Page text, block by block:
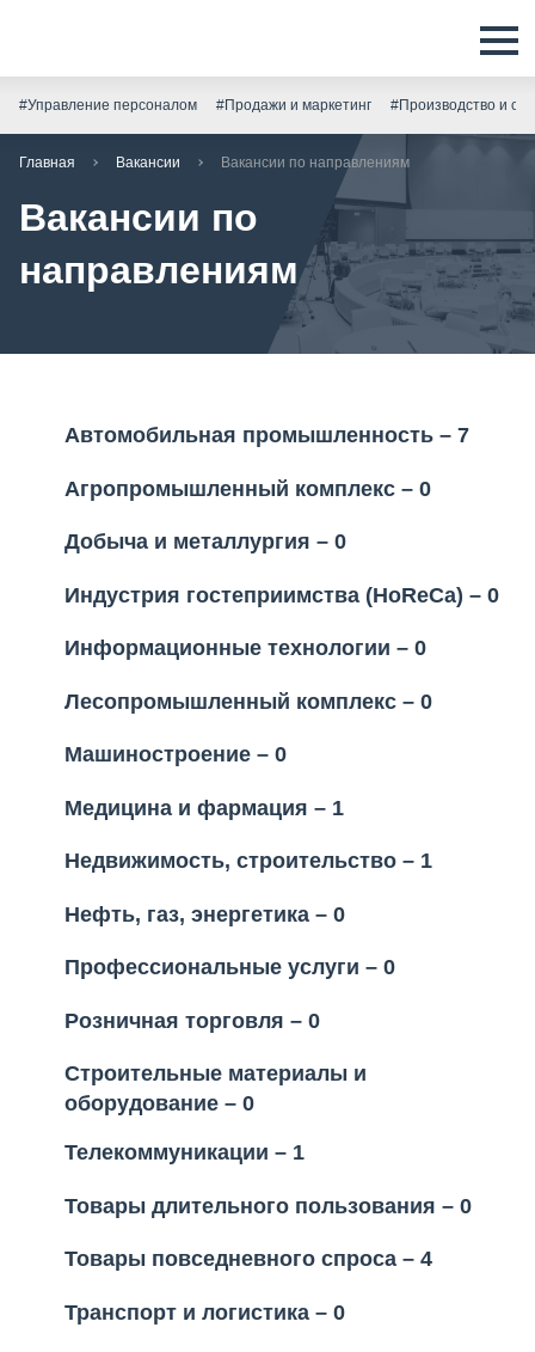
#Управление персоналом #Продажи и маркетинг #Производство и
Главная Вакансии Вакансии по направлениям
Вакансии по
направлениям
Автомобильная промышленность – 7
Агропромышленный комплекс – 0
Добыча и металлургия – 0
Индустрия гостеприимства (HoReCa) – 0
Информационные технологии – 0
Лесопромышленный комплекс – 0
Машиностроение – 0
Медицина и фармация – 1
Недвижимость, строительство – 1
Нефть, газ, энергетика – 0
Профессиональные услуги – 0
Розничная торговля – 0
Строительные материалы и
оборудование – 0
Телекоммуникации – 1
Товары длительного пользования – 0
Товары повседневного спроса – 4
Транспорт и логистика – 0